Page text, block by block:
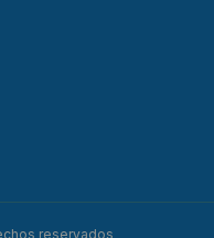
reservados